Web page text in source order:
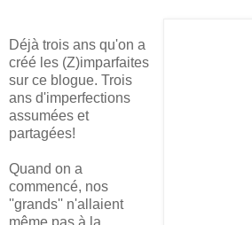
Déjà trois ans qu'on a
créé les (Z)imparfaites
sur ce blogue. Trois
ans d'imperfections
assumées et
partagées!
Quand on a
commencé, nos
''grands'' n'allaient
même pas à la